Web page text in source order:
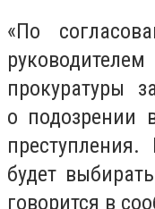
«По
прокуратуры
о подозрении
будет
говорится в